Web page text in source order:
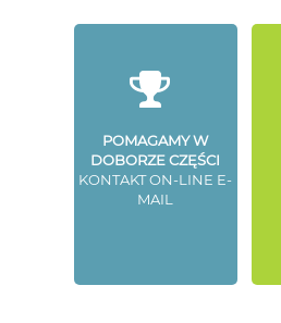
POMAGAMY W
DOBORZE CZĘŚCI
KONTAKT ON-LINE E-
MAIL